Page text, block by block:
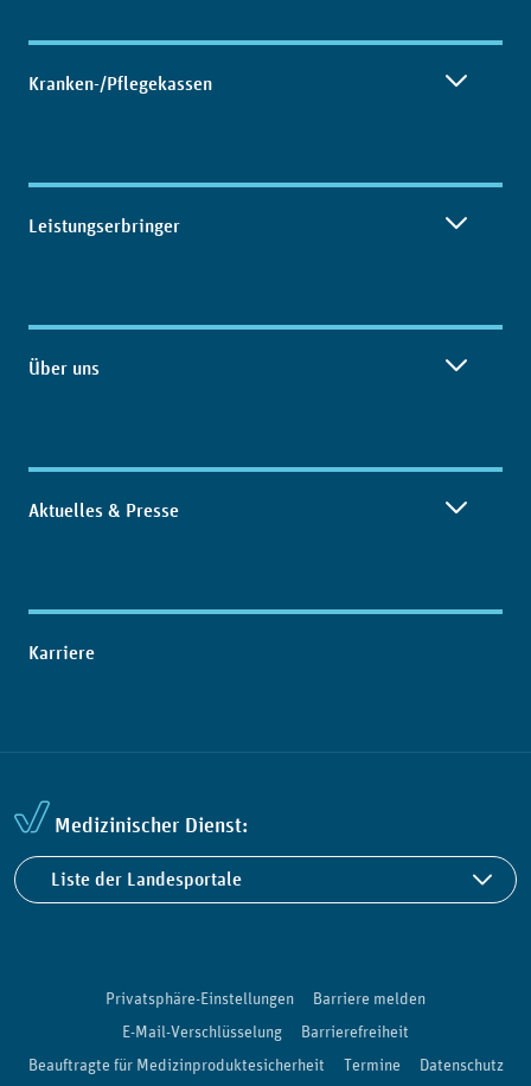
Kranken-/Pflegekassen
Leistungserbringer
Über uns
Aktuelles & Presse
Karriere
Medizinischer Dienst:
Liste der Landesportale
Privatsphäre-Einstellungen
Barriere melden
E-Mail-Verschlüsselung
Barrierefreiheit
Beauftragte für Medizinproduktesicherheit
Termine Datenschutz